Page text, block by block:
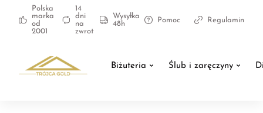
Polska
marka
od
2001
14
dni
na
zwrot
Wysyłka
48h
Pomoc Regulamin
Biżuteria Ślub i zaręczyny